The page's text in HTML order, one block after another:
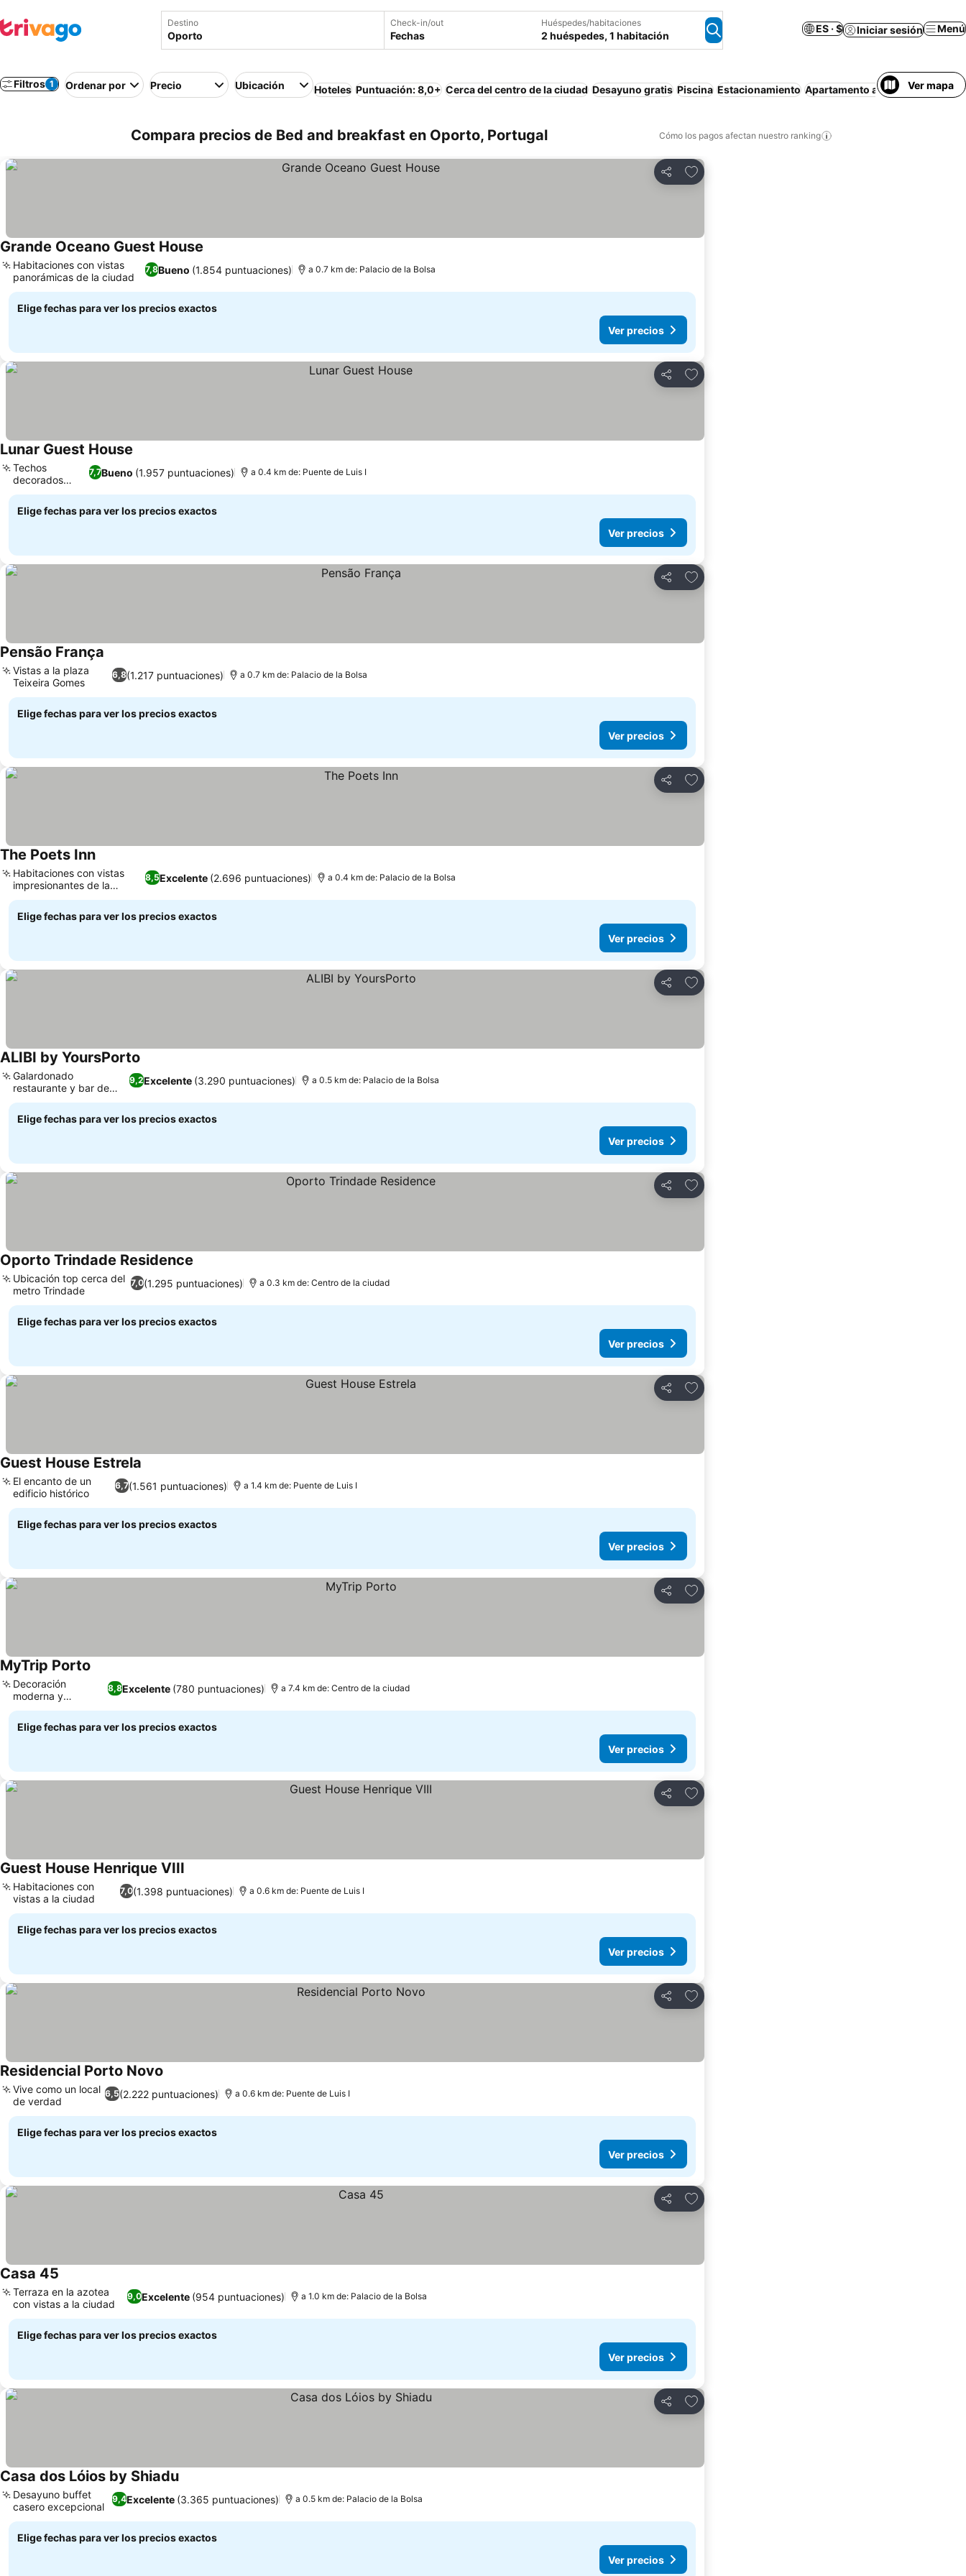
Destino Check-in/out
Fechas
Huéspedes/habitaciones
2 huéspedes, 1 habitación
ES · $ Iniciar sesión Menú
Filtros 1 Ordenar por Precio Ubicación Hoteles Puntuación: 8,0+ Cerca del centro de la ciudad Desayuno gratis Piscina Estacionamiento Apartamento amuebladoVer mapa
Compara precios de Bed and breakfast en Oporto, Portugal Cómo los pagos afectan nuestro ranking
Compartir
Agregar a favoritos
Grande Oceano Guest House
7,8Bueno (1.854 puntuaciones)
Habitaciones con vistas
panorámicas de la ciudad
a 0.7 km de: Palacio de la Bolsa
Elige fechas para ver los precios exactos
Ver precios
Compartir
Agregar a favoritos
Lunar Guest House
7,7Bueno (1.957 puntuaciones)
Techos
decorados
únicos
a 0.4 km de: Puente de Luis I
Elige fechas para ver los precios exactos
Ver precios
Compartir
Agregar a favoritos
Pensão França
6,8(1.217 puntuaciones)
Vistas a la plaza
Teixeira Gomes
a 0.7 km de: Palacio de la Bolsa
Elige fechas para ver los precios exactos
Ver precios
Compartir
Agregar a favoritos
The Poets InnVer precios
8,5Excelente (2.696 puntuaciones)
Habitaciones con vistas
impresionantes de la
ciudad
a 0.4 km de: Palacio de la Bolsa
Elige fechas para ver los precios exactos
Ver precios
Compartir
Agregar a favoritos
ALIBI by YoursPorto
9,2Excelente (3.290 puntuaciones)
Galardonado
restaurante y bar de
vinos Alibi
a 0.5 km de: Palacio de la Bolsa
Elige fechas para ver los precios exactos
Ver precios
Compartir
Agregar a favoritos
Oporto Trindade Residence
7,0(1.295 puntuaciones)
Ubicación top cerca del
metro Trindade
a 0.3 km de: Centro de la ciudad
Elige fechas para ver los precios exactos
Ver precios
Compartir
Agregar a favoritos
Guest House Estrela
6,7(1.561 puntuaciones)
El encanto de un
edificio histórico
a 1.4 km de: Puente de Luis I
Elige fechas para ver los precios exactos
Ver precios
Compartir
Agregar a favoritos
MyTrip Porto
8,8Excelente (780 puntuaciones)
Decoración
moderna y
acogedora
a 7.4 km de: Centro de la ciudad
Elige fechas para ver los precios exactos
Ver precios
Compartir
Agregar a favoritos
Guest House Henrique VIII
7,0(1.398 puntuaciones)
Habitaciones con
vistas a la ciudad
a 0.6 km de: Puente de Luis I
Elige fechas para ver los precios exactos
Ver precios
Compartir
Agregar a favoritos
Residencial Porto Novo
6,5(2.222 puntuaciones)
Vive como un local
de verdad
a 0.6 km de: Puente de Luis I
Elige fechas para ver los precios exactos
Ver precios
Compartir
Agregar a favoritos
Casa 45
9,0Excelente (954 puntuaciones)
Terraza en la azotea
con vistas a la ciudad
a 1.0 km de: Palacio de la Bolsa
Elige fechas para ver los precios exactos
Ver precios
Compartir
Agregar a favoritos
Casa dos Lóios by ShiaduVer precios
9,4Excelente (3.365 puntuaciones)
Desayuno buffet
casero excepcional
a 0.5 km de: Palacio de la Bolsa
Elige fechas para ver los precios exactos
Ver precios